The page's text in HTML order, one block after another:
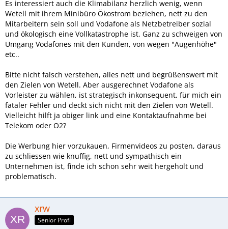
Es interessiert auch die Klimabilanz herzlich wenig, wenn
Wetell mit ihrem Minibüro Ökostrom beziehen, nett zu den
Mitarbeitern sein soll und Vodafone als Netzbetreiber sozial
und ökologisch eine Vollkatastrophe ist. Ganz zu schweigen von
Umgang Vodafones mit den Kunden, von wegen "Augenhöhe"
etc..
Bitte nicht falsch verstehen, alles nett und begrüßenswert mit
den Zielen von Wetell. Aber ausgerechnet Vodafone als
Vorleister zu wählen, ist strategisch inkonsequent, für mich ein
fataler Fehler und deckt sich nicht mit den Zielen von Wetell.
Vielleicht hilft ja obiger link und eine Kontaktaufnahme bei
Telekom oder O2?
Die Werbung hier vorzukauen, Firmenvideos zu posten, daraus
zu schliessen wie knuffig, nett und sympathisch ein
Unternehmen ist, finde ich schon sehr weit hergeholt und
problematisch.
xrw
Senior Profi